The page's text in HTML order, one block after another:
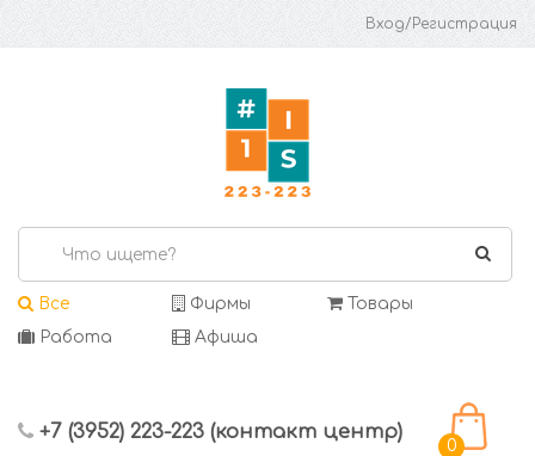
Вход/Регистрация
Все Фирмы
Товары
Работа
Афиша
+7 (3952) 223-223 (контакт центр)
0